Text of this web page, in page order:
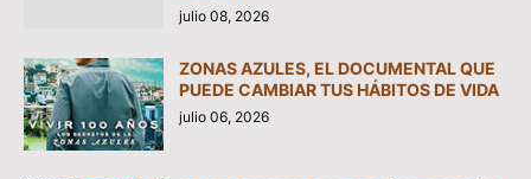
julio 08, 2026
ZONAS AZULES, EL DOCUMENTAL QUE
PUEDE CAMBIAR TUS HÁBITOS DE VIDA
julio 06, 2026